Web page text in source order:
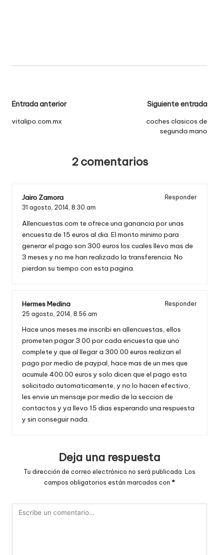
Navegación
de
Entrada anterior
vitalipo.com.mx
Siguiente entrada
coches clasicos de
segunda mano
2 comentarios
Jairo Zamora
Responder
31 agosto, 2014, 8:30 am
Allencuestas.com te ofrece una ganancia por unas
encuesta de 15 euros al dia. El monto minimo para
generar el pago son 300 euros los cuales llevo mas de
3 meses y no me han realizado la transferencia. No
pierdan su tiempo con esta pagina.
Hermes Medina
Responder
25 agosto, 2014, 8:56 am
Hace unos meses me inscribi en allencuestas, ellos
prometen pagar 3.00 por cada encuesta que uno
complete y que al llegar a 300.00 euros realizan el
pago por medio de paypal, hace mas de un mes que
acumule 400.00 euros y solo dicen que el pago esta
solicitado automaticamente, y no lo hacen efectivo,
les envie un mensaje por medio de la seccion de
contactos y ya llevo 15 dias esperando una respuesta
y sin conseguir nada.
Deja una respuesta
Tu dirección de correo electrónico no será publicada. Los
campos obligatorios están marcados con *